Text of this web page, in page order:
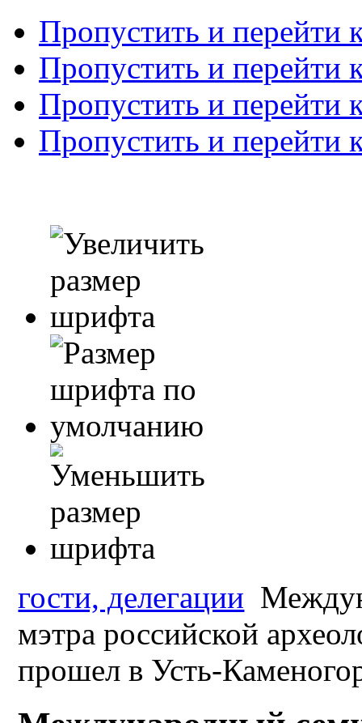
Пропустить и перейти
Пропустить и перейти
Пропустить и перейти
Пропустить и перейти
гости, делегации
мэтра российской
прошел в Усть-